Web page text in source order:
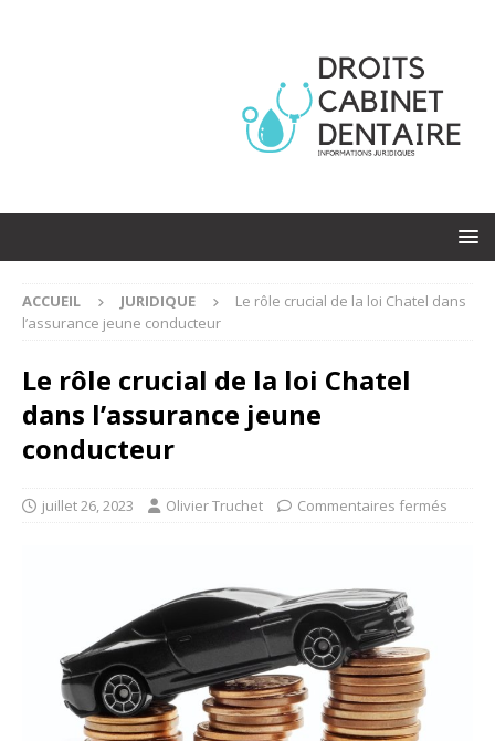
ACCUEIL JURIDIQUE
Le rôle crucial de la loi Chatel dans
l’assurance jeune conducteur
Le rôle crucial de la loi Chatel
dans l’assurance jeune
conducteur
juillet 26, 2023 Olivier Truchet Commentaires fermés